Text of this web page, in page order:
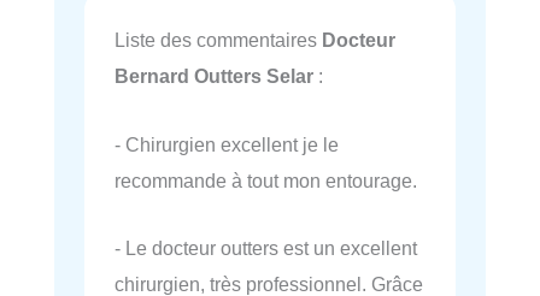
Liste des commentaires Docteur
Bernard Outters Selar :
- Chirurgien excellent je le
recommande à tout mon entourage.
- Le docteur outters est un excellent
chirurgien, très professionnel. Grâce